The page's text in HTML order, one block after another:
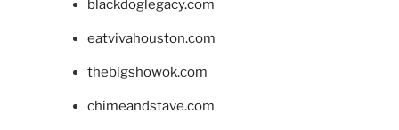
blackdoglegacy.com
eatvivahouston.com
thebigshowok.com
chimeandstave.com